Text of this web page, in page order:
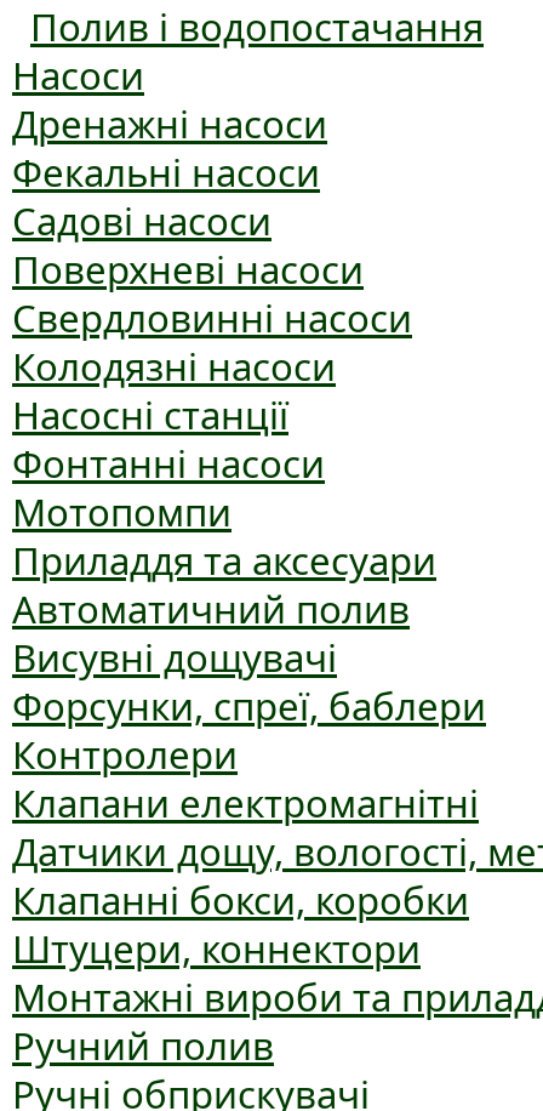
Полив і водопостачання
Насоси
Дренажні насоси
Фекальні насоси
Садові насоси
Поверхневі насоси
Свердловинні насоси
Колодязні насоси
Насосні станції
Фонтанні насоси
Мотопомпи
Приладдя та аксесуари
Автоматичний полив
Висувні дощувачі
Форсунки, спреї, баблери
Контролери
Клапани електромагнітні
Датчики дощу, вологості,
Клапанні бокси, коробки
Штуцери, коннектори
Монтажні вироби та
Ручний полив
Ручні обприскувачі